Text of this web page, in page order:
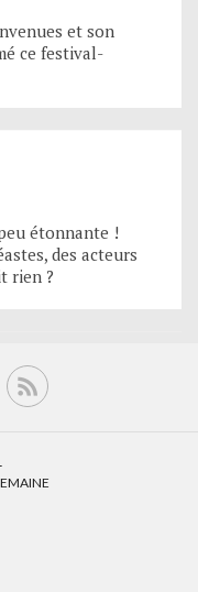
et son
ce festival-
étonnante !
des acteurs
rien ?